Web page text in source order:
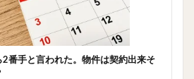
2番手と言われた。物件は契約出来そ